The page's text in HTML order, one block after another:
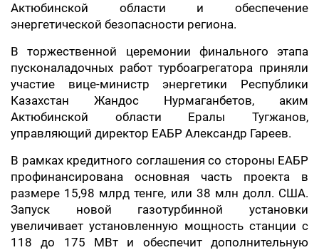
Актюбинской области и обеспечение
энергетической безопасности региона.
В торжественной церемонии финального этапа
пусконаладочных работ турбоагрегатора приняли
участие вице-министр энергетики Республики
Казахстан Жандос Нурмаганбетов, аким
Актюбинской области Ералы Тугжанов,
управляющий директор ЕАБР Александр Гареев.
В рамках кредитного соглашения со стороны ЕАБР
профинансирована основная часть проекта в
размере 15,98 млрд тенге, или 38 млн долл. США.
Запуск новой газотурбинной установки
увеличивает установленную мощность станции с
118 до 175 МВт и обеспечит дополнительную